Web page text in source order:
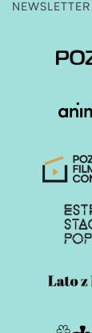
NEWSLETTER